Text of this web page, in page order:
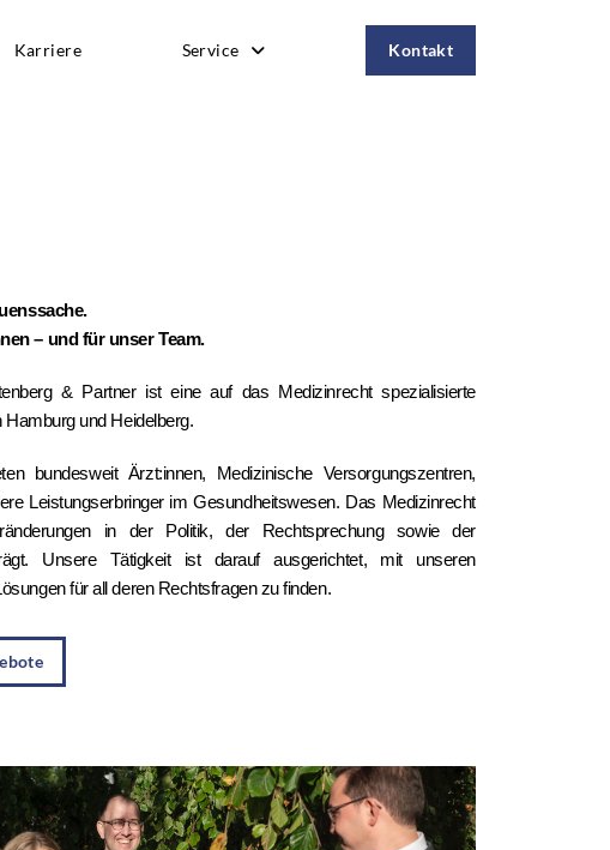
Karriere Service Kontakt
– und für unser Team.
& Partner ist eine auf das Medizinrecht spezialisierte
und Heidelberg.
bundesweit Ärzt:innen, Medizinische Versorgungszentren,
Leistungserbringer im Gesundheitswesen. Das Medizinrecht
in der Politik, der Rechtsprechung sowie der
Unsere Tätigkeit ist darauf ausgerichtet, mit unseren
für all deren Rechtsfragen zu finden.